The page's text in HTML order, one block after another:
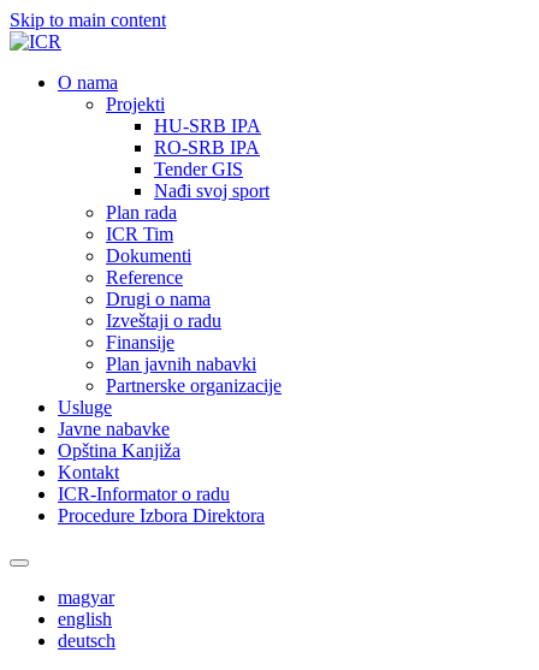
Skip to main content
О nama
Projekti
HU-SRB IPA
RO-SRB IPA
Tender GIS
Nađi svoj sport
Plan rada
ICR Tim
Dokumenti
Reference
Drugi o nama
Izveštaji o radu
Finansije
Plan javnih nabavki
Partnerske organizacije
Usluge
Javne nabavke
Opština Kanjiža
Kontakt
ICR-Informator o radu
Procedure Izbora Direktora
magyar
english
deutsch